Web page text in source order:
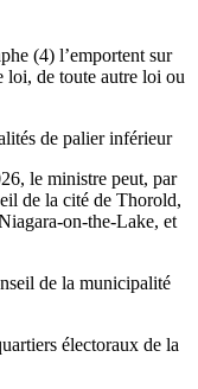
(4) l’emportent sur
loi, de toute autre loi ou
de palier inférieur
le ministre peut, par
de la cité de Thorold,
on-the-Lake, et
de la municipalité
électoraux de la